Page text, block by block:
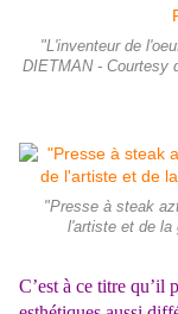
"L'inventeur de
DIETMAN - Courtesy
"Presse à steak
l'artiste et de la
C’est à ce titre qu’il